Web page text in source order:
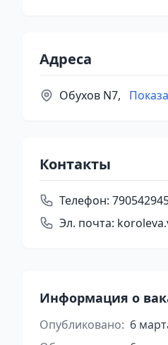
Адреса
Обухов N7,
Контакты
Телефон:
Эл. почта:
Информация о
Опубликовано: 6